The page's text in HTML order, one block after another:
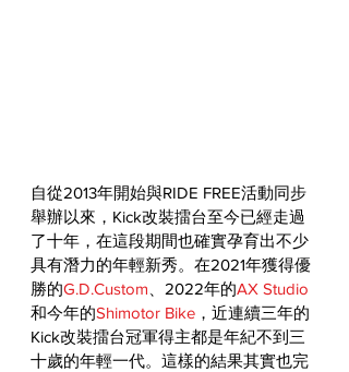
自從2013年開始與RIDE FREE活動同步
舉辦以來，Kick改裝擂台至今已經走過
了十年，在這段期間也確實孕育出不少
具有潛力的年輕新秀。在2021年獲得優
勝的G.D.Custom 、2022年的AX Studio
和今年的Shimotor Bike ，近連續三年的
Kick改裝擂台冠軍得主都是年紀不到三
十歲的年輕一代。這樣的結果其實也完